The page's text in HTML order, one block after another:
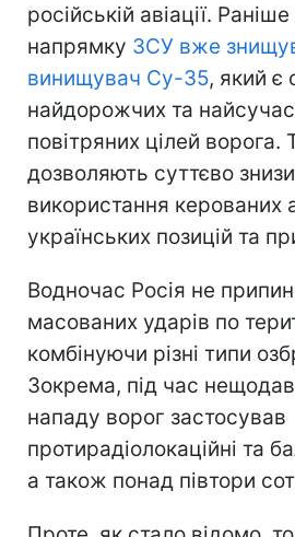
російській авіації.
напрямку ЗСУ вже
винищувач Су-35, який є
найдорожчих та
повітряних цілей ворога.
дозволяють суттєво
використання керованих
українських позицій та
Водночас Росія не
масованих ударів по
комбінуючи різні типи
Зокрема, під час
нападу ворог застосував
протирадіолокаційні та
а також понад півтори